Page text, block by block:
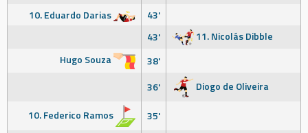
10. Eduardo Darias
43'
43'
11. Nicolás Dibble
Hugo Souza
38'
36'
Diogo de Oliveira
10. Federico Ramos
35'